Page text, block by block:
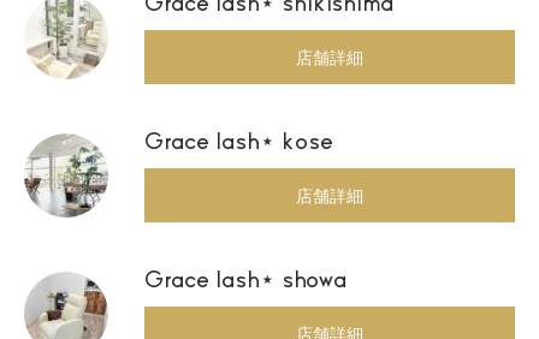
Grace lash⋆ shikishima
店舗詳細
Grace lash⋆ kose
店舗詳細
Grace lash⋆ showa
店舗詳細